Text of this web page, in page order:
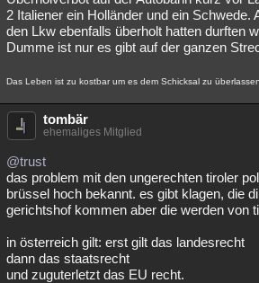
Astronomie Helpdesk Gruppen
Verbesserungen
Übersichten
Besucht Teilgenommen
2 Italiener ein Holländer und ein Schwede.
den Lkw ebenfalls überholt hatten durften
Dumme ist nur es gibt auf der ganzen
Das Leben ist zu kostbar um es dem Schicksal zu überlassen
tombär
ehemaliges Mitglied
@trust
das problem mit den ungerechten tiroler
brüssel hoch bekannt. es gibt klagen, die
gerichtshof kommen aber die werden von
in österreich gilt: erst gilt das landesrecht
dann das staatsrecht
und zuguterletzt das EU recht.